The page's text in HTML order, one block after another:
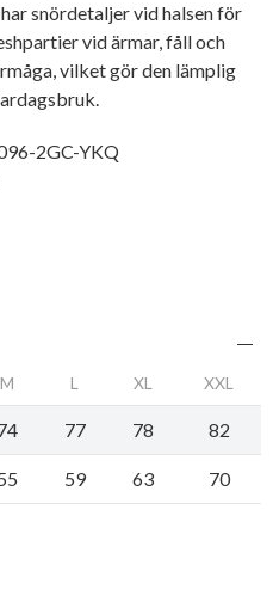
snördetaljer vid halsen för
vid ärmar, fåll och
vilket gör den lämplig
2GC-YKQ
M L XL XXL
77 78 82
59 63 70